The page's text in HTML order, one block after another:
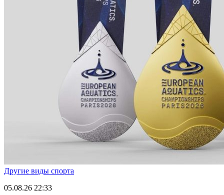
Другие виды спорта
05.08.26 22:33